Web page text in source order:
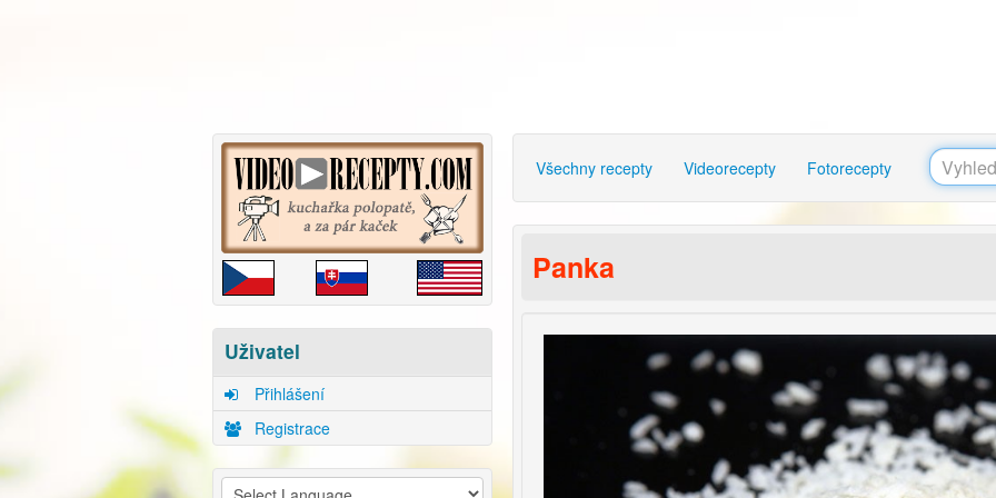
Uživatel
Přihlášení
Registrace
Všechny recepty Videorecepty Fotorecepty
Panka